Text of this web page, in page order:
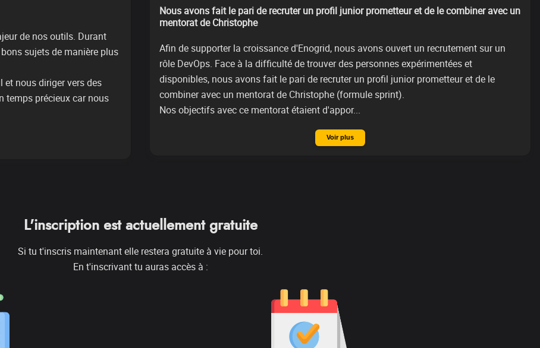
de nos outils. Durant
sujets de manière plus
et nous diriger vers des
temps précieux car nous
Nous avons fait le pari de recruter un profil junior prometteur et de le combiner avec un
mentorat de Christophe
Afin de supporter la croissance d'Enogrid, nous avons ouvert un recrutement sur un
rôle DevOps. Face à la difficulté de trouver des personnes expérimentées et
disponibles, nous avons fait le pari de recruter un profil junior prometteur et de le
combiner avec un mentorat de Christophe (formule sprint).
Nos objectifs avec ce mentorat étaient d'appor...
Voir plus
L'inscription est actuellement gratuite
Si tu t'inscris maintenant elle restera gratuite à vie pour toi.
En t'inscrivant tu auras accès à :